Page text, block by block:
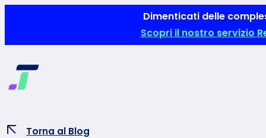
contenuto
Dimenticati delle
Scopri il nostro servizio
Torna al Blog